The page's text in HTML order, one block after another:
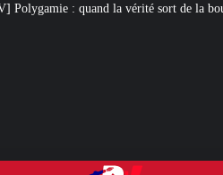
sort de la bouche d’une militante LFI